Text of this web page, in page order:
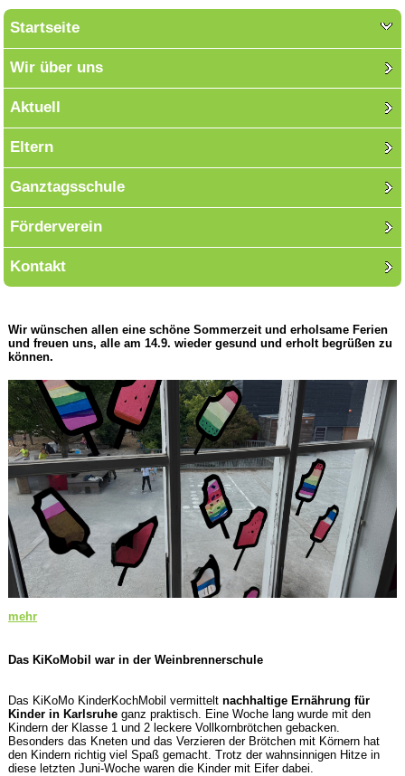
Startseite
Wir über uns
Aktuell
Eltern
Ganztagsschule
Förderverein
Kontakt
Wir wünschen allen eine schöne Sommerzeit und erholsame Ferien
und freuen uns, alle am 14.9. wieder gesund und erholt begrüßen zu
können.
mehr
Das KiKoMobil war in der Weinbrennerschule
Das KiKoMo KinderKochMobil vermittelt nachhaltige Ernährung für
Kinder in Karlsruhe ganz praktisch. Eine Woche lang wurde mit den
Kindern der Klasse 1 und 2 leckere Vollkornbrötchen gebacken.
Besonders das Kneten und das Verzieren der Brötchen mit Körnern hat
den Kindern richtig viel Spaß gemacht. Trotz der wahnsinnigen Hitze in
diese letzten Juni-Woche waren die Kinder mit Eifer dabei.